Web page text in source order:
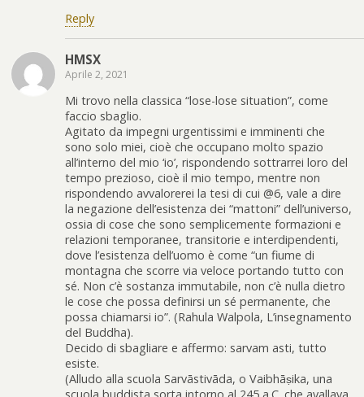
Reply
HMSX
Aprile 2, 2021
Mi trovo nella classica “lose-lose situation”, come
faccio sbaglio.
Agitato da impegni urgentissimi e imminenti che
sono solo miei, cioè che occupano molto spazio
all’interno del mio ‘io’, rispondendo sottrarrei loro del
tempo prezioso, cioè il mio tempo, mentre non
rispondendo avvalorerei la tesi di cui @6, vale a dire
la negazione dell’esistenza dei “mattoni” dell’universo,
ossia di cose che sono semplicemente formazioni e
relazioni temporanee, transitorie e interdipendenti,
dove l’esistenza dell’uomo è come “un fiume di
montagna che scorre via veloce portando tutto con
sé. Non c’è sostanza immutabile, non c’è nulla dietro
le cose che possa definirsi un sé permanente, che
possa chiamarsi io”. (Rahula Walpola, L’insegnamento
del Buddha).
Decido di sbagliare e affermo: sarvam asti, tutto
esiste.
(Alludo alla scuola Sarvāstivāda, o Vaibhāṣika, una